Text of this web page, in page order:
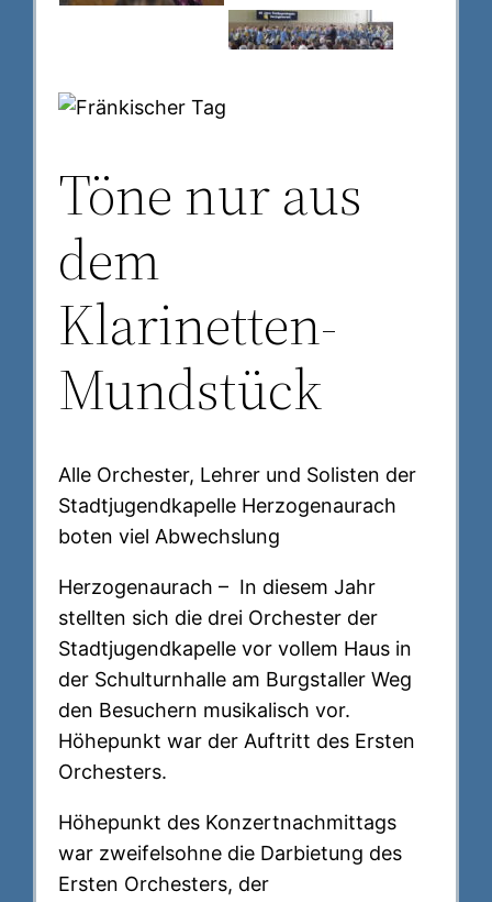
Töne nur aus
dem
Klarinetten-
Mundstück
Alle Orchester, Lehrer und Solisten der
Stadtjugendkapelle Herzogenaurach
boten viel Abwechslung
Herzogenaurach – In diesem Jahr
stellten sich die drei Orchester der
Stadtjugendkapelle vor vollem Haus in
der Schulturnhalle am Burgstaller Weg
den Besuchern musikalisch vor.
Höhepunkt war der Auftritt des Ersten
Orchesters.
Höhepunkt des Konzertnachmittags
war zweifelsohne die Darbietung des
Ersten Orchesters, der